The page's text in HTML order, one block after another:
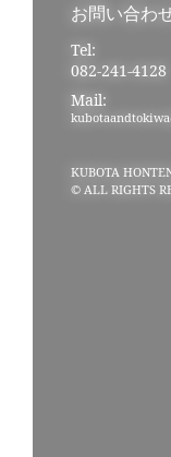
お問い合わ
Tel:
082-241-4128
Mail:
KUBOTA
© ALL RIGHTS